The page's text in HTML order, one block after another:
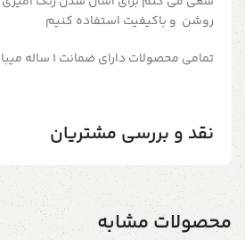
روشن و باکیفیت استفاده کنیم
تمامی محصولات دارای ضمانت ۱ ساله میباشد
نقد و بررسی مشتریان
محصولات مشابه